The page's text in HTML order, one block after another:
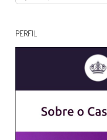
resultados
PERFIL